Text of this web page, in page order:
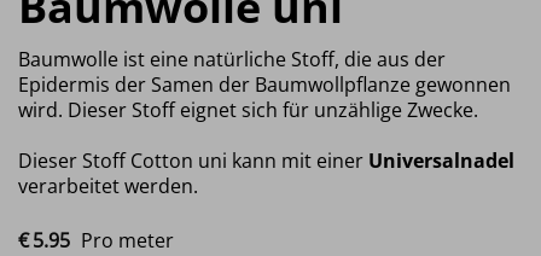
Baumwolle ist eine natürliche Stoff, die aus der
Epidermis der Samen der Baumwollpflanze gewonnen
wird. Dieser Stoff eignet sich für unzählige Zwecke.
Dieser Stoff Cotton uni kann mit einer Universalnadel
verarbeitet werden.
€5.95 Pro meter